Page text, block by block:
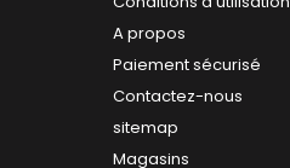
A propos
Paiement sécurisé
Contactez-nous
sitemap
Magasins